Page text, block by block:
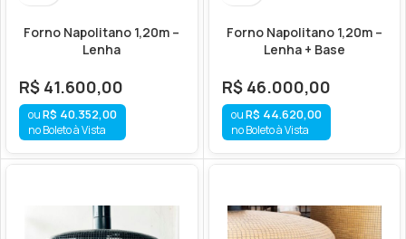
Forno Napolitano 1,20m –
Lenha
R$ 41.600,00
R$ 40.352,00
no Boleto à Vista
Forno Napolitano 1,20m –
Lenha + Base
R$46.000,00
R$ 44.620,00
no Boleto à Vista